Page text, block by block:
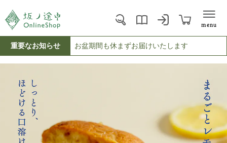
menu
重要なお知らせ お盆期間も休まずお届けいたします